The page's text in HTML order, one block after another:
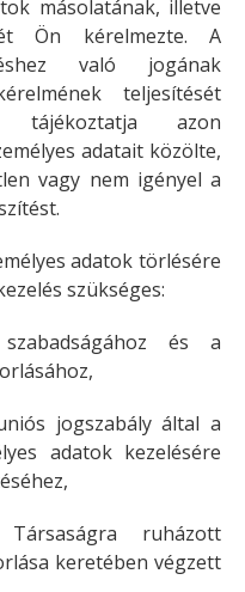
másolatának, illetve
Ön kérelmezte. A
való jogának
teljesítését
tájékoztatja azon
adatait közölte,
vagy nem igényel a
adatok törlésére
szükséges:
és a
jogszabály által a
adatok kezelésére
ruházott
keretében végzett